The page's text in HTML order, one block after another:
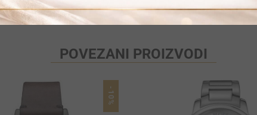
POVEZANI PROIZVODI
-10%